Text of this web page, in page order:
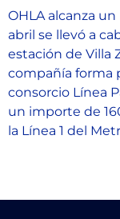
OHLA alcanza
abril se llevó a
estación de Villa
compañía forma
consorcio Línea
un importe de
la Línea 1 del